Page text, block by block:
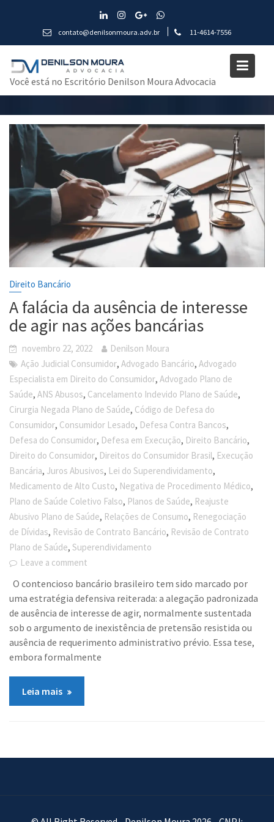
contato@denilsonmoura.adv.br 11-4614-7556
Você está no Escritório Denilson Moura Advocacia
Tag:Relações de Consumo
Direito Bancário
A falácia da ausência de interesse
de agir nas ações bancárias
novembro 22, 2022
Denilson Moura
Ação Judicial Consumidor,Advogado Bancário,Advogado
Especialista em Direito do Consumidor,Advogado Plano de
Saúde,ANS Abusos, Cancelamento Indevido Plano de Saúde,
Cirurgia Negada Plano de Saúde, Código de Defesa do
Consumidor, Consumidor Lesado, Defesa Contra Bancos,
Defesa do Consumidor, Defesa em Execução, Direito Bancário,
Direito do Consumidor, Direitos do Consumidor Brasil, Execução
Bancária, Juros Abusivos, Lei do Superendividamento,
Medicamento de Alto Custo, Negativa de Procedimento Médico,
Plano de Saúde Coletivo Falso, Planos de Saúde, Reajuste
Abusivo Plano de Saúde, Relações de Consumo, Renegociação
de Dívidas, Revisão de Contrato Bancário, Revisão de Contrato
Plano de Saúde,Superendividamento
Leave a comment
O contencioso bancário brasileiro tem sido marcado por
uma estratégia defensiva reiterada: a alegação padronizada
de ausência de interesse de agir, normalmente sustentada
sob o argumento de inexistência de pretensão resistida ou
ausência de requerimento administrativo prévio. Essa tese,
embora formalmente
Leia mais